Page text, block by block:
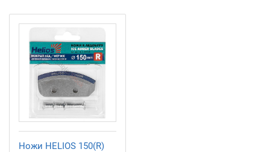
Ножи HELIOS 150(R)